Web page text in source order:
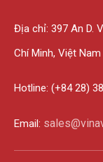
Địa chỉ: 397 An D.
Chí Minh, Việt Nam
Hotline: (+84 28)
Email: